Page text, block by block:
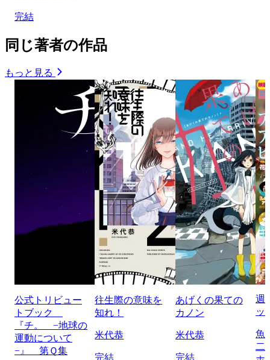
完結
同じ著者の作品
もっと見る
公式トリビュー
トブック
『チ。 −地球の
運動について
−』 第Ｑ集
往生際の意味を
知れ！
米代恭
完結
あげくの果ての
カノン
米代恭
完結
週
ッ
魚
二